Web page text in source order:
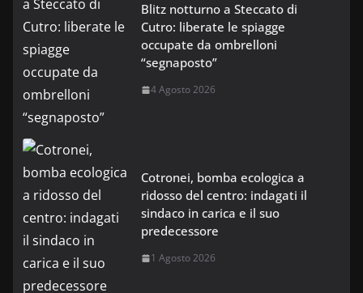
Blitz notturno a Steccato di
Cutro: liberate le spiagge
occupate da ombrelloni
“segnaposto”
4 Agosto 2026
Cotronei, bomba ecologica a
ridosso del centro: indagati il
sindaco in carica e il suo
predecessore
1 Agosto 2026